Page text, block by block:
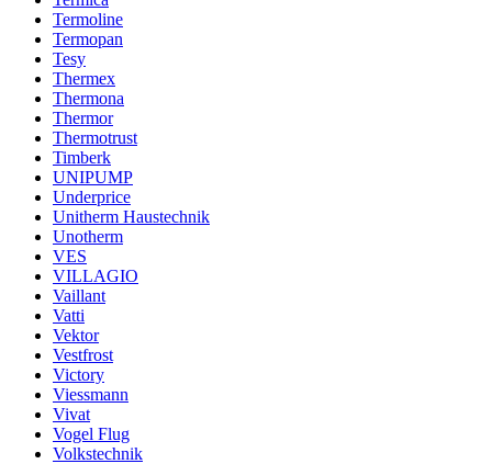
Termoline
Termopan
Tesy
Thermex
Thermona
Thermor
Thermotrust
Timberk
UNIPUMP
Underprice
Unitherm Haustechnik
Unotherm
VES
VILLAGIO
Vaillant
Vatti
Vektor
Vestfrost
Victory
Viessmann
Vivat
Vogel Flug
Volkstechnik